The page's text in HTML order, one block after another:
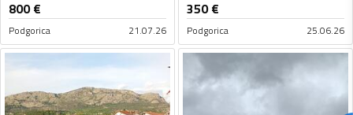
800€
Podgorica 21.07.26
350€
Podgorica 25.06.26